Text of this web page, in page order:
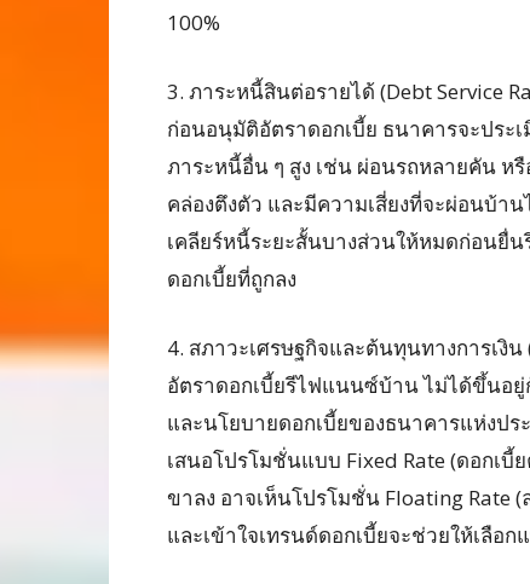
100%
3. ภาระหนี้สินต่อรายได้ (Debt Service
ก่อนอนุมัติอัตราดอกเบี้ย ธนาคารจะประ
ภาระหนี้อื่น ๆ สูง เช่น ผ่อนรถหลายคัน ห
คล่องตึงตัว และมีความเสี่ยงที่จะผ่อนบ้า
เคลียร์หนี้ระยะสั้นบางส่วนให้หมดก่อนยื่
ดอกเบี้ยที่ถูกลง
4. สภาวะเศรษฐกิจและต้นทุนทางการเงิน
อัตราดอกเบี้ยรีไฟแนนซ์บ้าน ไม่ได้ขึ้นอ
และนโยบายดอกเบี้ยของธนาคารแห่งปร
เสนอโปรโมชั่นแบบ Fixed Rate (ดอกเบี้
ขาลง อาจเห็นโปรโมชั่น Floating Rate
และเข้าใจเทรนด์ดอกเบี้ยจะช่วยให้เลือก